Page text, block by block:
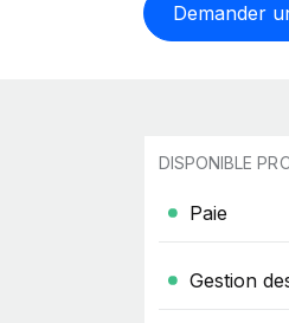
Demander
DISPONIBLE
Paie
Gestion